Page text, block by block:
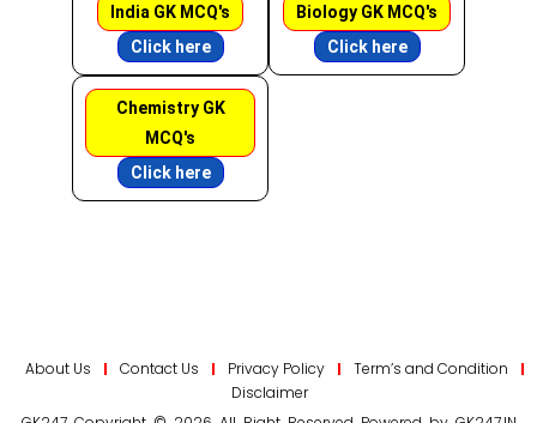
India GK MCQ's
Click here
Biology GK MCQ's
Click here
Chemistry GK
MCQ's
Click here
About Us Contact Us Privacy Policy
Term’s and Condition
Disclaimer